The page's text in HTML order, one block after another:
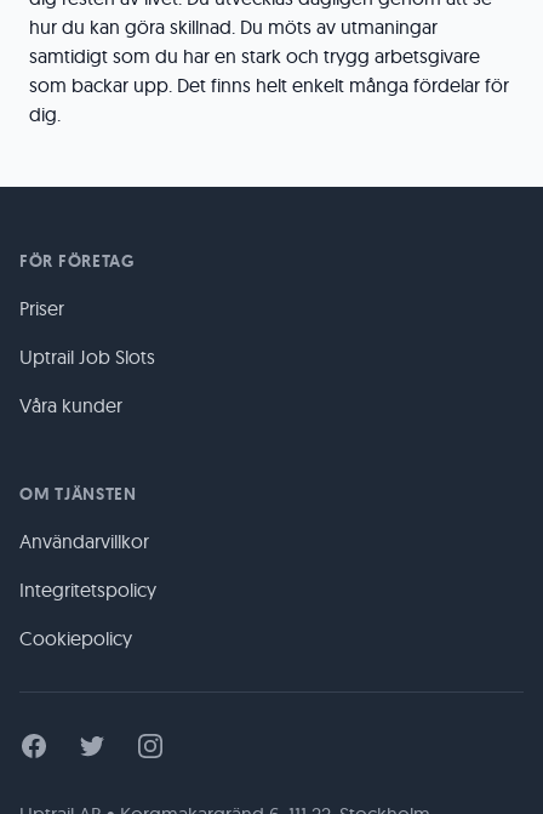
hur du kan göra skillnad. Du möts av utmaningar
samtidigt som du har en stark och trygg arbetsgivare
som backar upp. Det finns helt enkelt många fördelar för
dig.
FÖR FÖRETAG
Priser
Uptrail Job Slots
Våra kunder
OM TJÄNSTEN
Användarvillkor
Integritetspolicy
Cookiepolicy
FacebookTwitter Instagram